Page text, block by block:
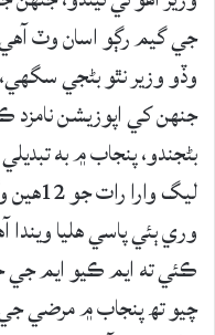
جي گيم رڳو اسان وٽ
وڏو وزير نٿو بڻجي
جنهن کي اپوزيشن نامزد
بڻجندو، پنجاب ۾ به
ليگ
وري ٻئي پاسي هليا
ڪئي ته ايم ڪيو ايم جي
چيو تھ پنجاب ۾ مرضي جي